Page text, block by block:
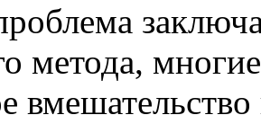
метода,